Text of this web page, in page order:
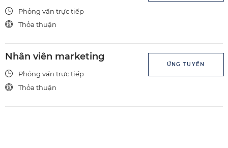
Phỏng vấn trực tiếp
Thỏa thuận
Nhân viên marketing
Phỏng vấn trực tiếp
Thỏa thuận
ỨNG TUYỂN